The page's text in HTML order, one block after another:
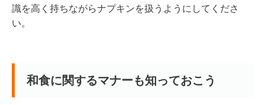
識を高く持ちながらナプキンを扱うようにしてくださ
い。
和食に関するマナーも知っておこう